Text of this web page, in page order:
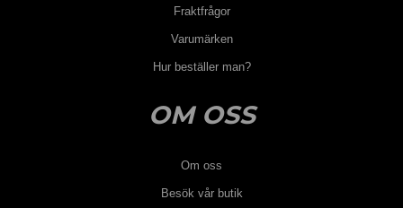
Fraktfrågor
Varumärken
Hur beställer man?
OM OSS
Om oss
Besök vår butik